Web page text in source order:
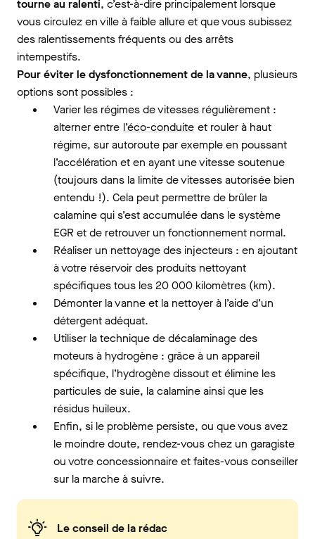
tourne au ralenti, c’est-à-dire principalement lorsque
vous circulez en ville à faible allure et que vous subissez
des ralentissements fréquents ou des arrêts
intempestifs.
Pour éviter le dysfonctionnement de la vanne, plusieurs
options sont possibles :
Varier les régimes de vitesses régulièrement :
alterner entre l’éco-conduite et rouler à haut
régime, sur autoroute par exemple en poussant
l’accélération et en ayant une vitesse soutenue
(toujours dans la limite de vitesses autorisée bien
entendu !). Cela peut permettre de brûler la
calamine qui s’est accumulée dans le système
EGR et de retrouver un fonctionnement normal.
Réaliser un nettoyage des injecteurs : en ajoutant
à votre réservoir des produits nettoyant
spécifiques tous les 20 000 kilomètres (km).
Démonter la vanne et la nettoyer à l’aide d’un
détergent adéquat.
Utiliser la technique de décalaminage des
moteurs à hydrogène : grâce à un appareil
spécifique, l’hydrogène dissout et élimine les
particules de suie, la calamine ainsi que les
résidus huileux.
Enfin, si le problème persiste, ou que vous avez
le moindre doute, rendez-vous chez un garagiste
ou votre concessionnaire et faites-vous conseiller
sur la marche à suivre.
Le conseil de la rédac